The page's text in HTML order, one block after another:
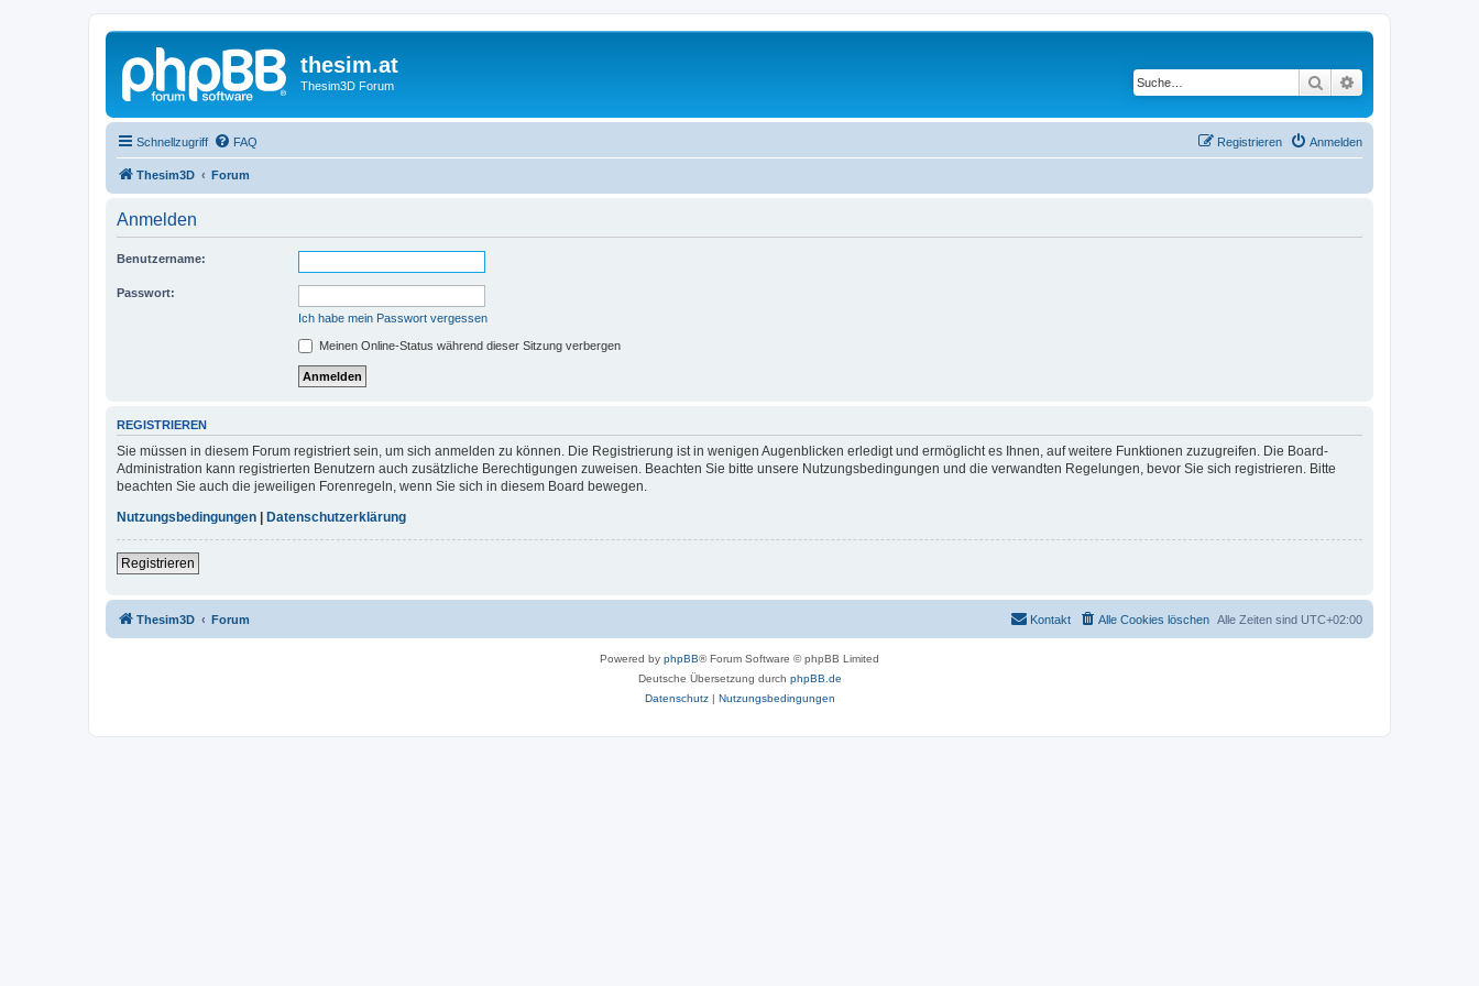
thesim.at
Thesim3D Forum Suche
Schnellzugriff FAQ Anmelden
Registrieren
Thesim3D Forum
Anmelden
Benutzername:
Passwort:
Ich habe mein Passwort vergessen
Meinen Online-Status während dieser Sitzung verbergen
REGISTRIEREN
Sie müssen in diesem Forum registriert sein, um sich anmelden zu können. Die Registrierung ist in wenigen Augenblicken erledigt und ermöglicht es Ihnen, auf weitere Funktionen zuzugreifen. Die Board-
Administration kann registrierten Benutzern auch zusätzliche Berechtigungen zuweisen. Beachten Sie bitte unsere Nutzungsbedingungen und die verwandten Regelungen, bevor Sie sich registrieren. Bitte
beachten Sie auch die jeweiligen Forenregeln, wenn Sie sich in diesem Board bewegen.
Nutzungsbedingungen | Datenschutzerklärung
Registrieren
Thesim3D Forum Alle Zeiten sind UTC+02:00
Alle Cookies löschen
Kontakt
Powered by phpBB® Forum Software © phpBB Limited
Deutsche Übersetzung durch phpBB.de
Datenschutz| Nutzungsbedingungen